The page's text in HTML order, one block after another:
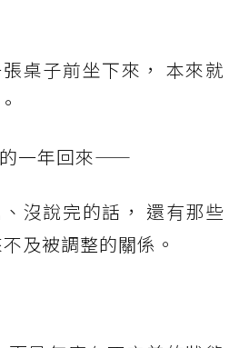
桌子前坐下來， 本來就
的一年回來——
沒說完的話， 還有那些
及被調整的關係。